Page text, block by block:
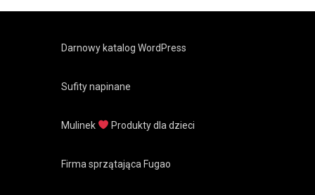
Darnowy katalog WordPress
Sufity napinane
Mulinek Produkty dla dzieci
Firma sprzątająca Fugao